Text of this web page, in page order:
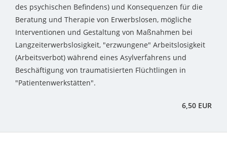
des psychischen Befindens) und Konsequenzen für die
Beratung und Therapie von Erwerbslosen, mögliche
Interventionen und Gestaltung von Maßnahmen bei
Langzeiterwerbslosigkeit, "erzwungene" Arbeitslosigkeit
(Arbeitsverbot) während eines Asylverfahrens und
Beschäftigung von traumatisierten Flüchtlingen in
"Patientenwerkstätten".
6,50 EUR